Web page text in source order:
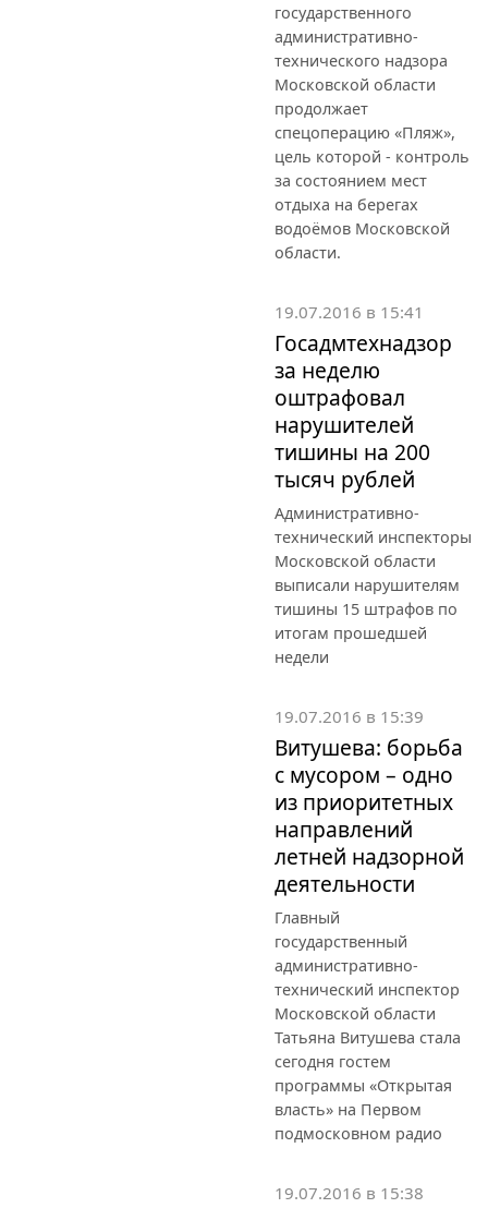
государственного
административно-
технического надзора
Московской области
продолжает
спецоперацию «Пляж»,
цель которой - контроль
за состоянием мест
отдыха на берегах
водоёмов Московской
области.
19.07.2016 в 15:41
Госадмтехнадзор
за неделю
оштрафовал
нарушителей
тишины на 200
тысяч рублей
Административно-
технический инспекторы
Московской области
выписали нарушителям
тишины 15 штрафов по
итогам прошедшей
недели
19.07.2016 в 15:39
Витушева: борьба
с мусором – одно
из приоритетных
направлений
летней надзорной
деятельности
Главный
государственный
административно-
технический инспектор
Московской области
Татьяна Витушева стала
сегодня гостем
программы «Открытая
власть» на Первом
подмосковном радио
19.07.2016 в 15:38